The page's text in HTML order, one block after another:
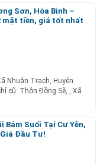
Sơn, Hòa Bình –
mặt tiền, giá tốt nhất
Nhuận Trạch, Huyện
cũ: Thôn Đồng Sẽ, , Xã
Bám Suối Tại Cư Yên,
Đầu Tư!